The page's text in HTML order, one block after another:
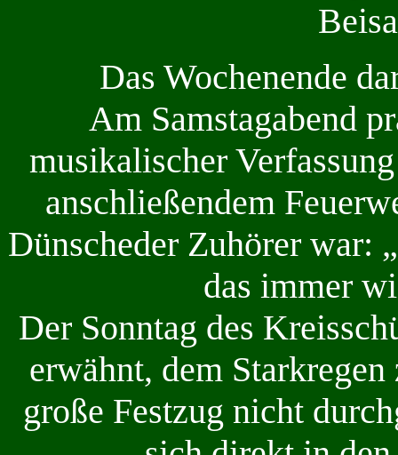
Das Wochenende
Am Samstagabend
musikalischer
anschließendem
Dünscheder Zuhörer war:
das immer
Der Sonntag des
erwähnt, dem
große Festzug nicht